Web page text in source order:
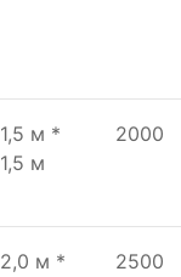
1,5 м *
1,5 м
2000
2,0 м *
2500